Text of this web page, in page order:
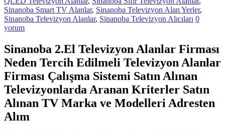
hemen
bize
satarak
nakit
alabilirsiniz.
TV
alanlar
adresten
alım
yapıyor
Sinanoba Smart TV Alanlar, Sinanoba Televizyon Alan Yerler,
Sinanoba Televizyon Alanlar, Sinanoba Televizyon Alıcıları 0
yorum
Sinanoba 2.El Televizyon Alanlar Firması
Neden Tercih Edilmeli Televizyon Alanlar
Firması Çalışma Sistemi Satın Alınan
Televizyonlarda Aranan Kriterler Satın
Alınan TV Marka ve Modelleri Adresten
Alım